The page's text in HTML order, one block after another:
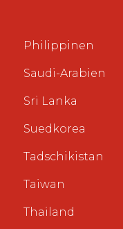
Philippinen
Saudi-Arabien
Sri Lanka
Suedkorea
Tadschikistan
Taiwan
Thailand